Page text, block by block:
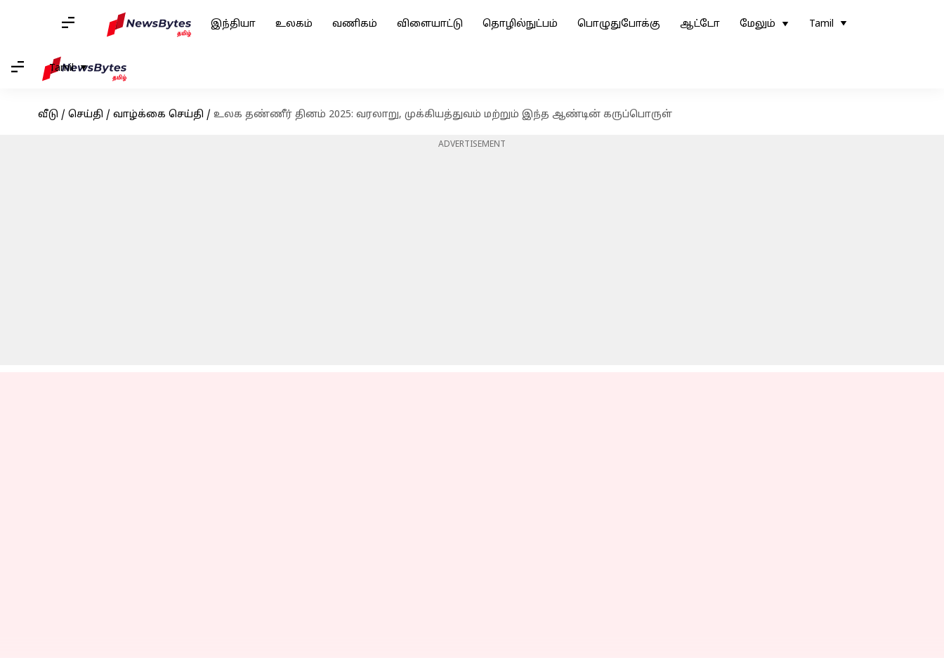
இந்தியா உலகம் வணிகம் விளையாட்டு தொழில்நுட்பம் பொழுதுபோக்கு ஆட்டோ மேலும் Tamil
Tamil
வீடு / செய்தி / வாழ்க்கை செய்தி / உலக தண்ணீர் தினம் 2025: வரலாறு, முக்கியத்துவம் மற்றும் இந்த ஆண்டின் கருப்பொருள்
ADVERTISEMENT